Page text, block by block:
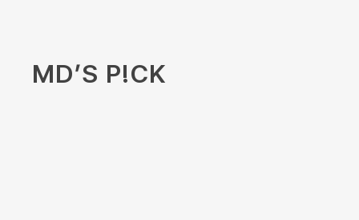
MD’S P!CK
로미나 라운지 셋업